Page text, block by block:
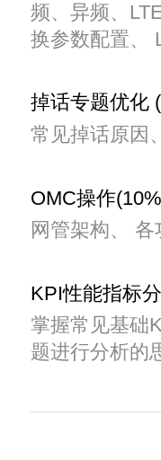
频、异频、
换参数配置、
掉话专题优化
常见掉话原因
OMC操作
网管架构、
KPI性能指标
掌握常见基础
题进行分析的